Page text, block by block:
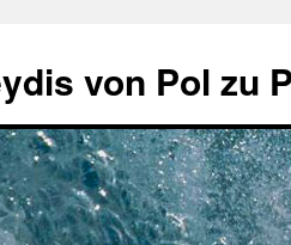
von Pol zu